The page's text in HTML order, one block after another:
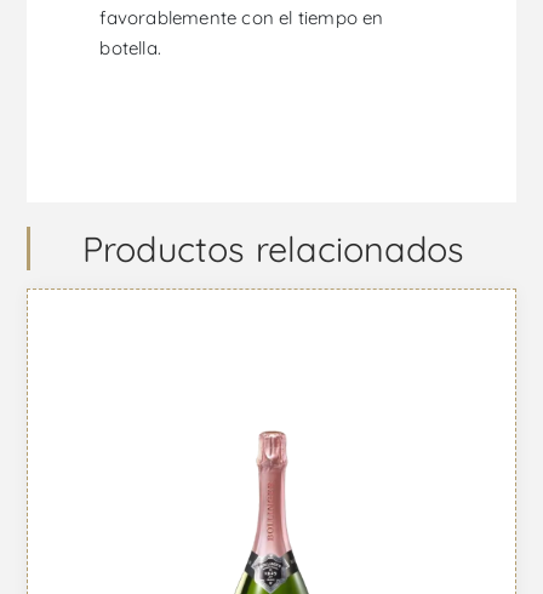
favorablemente con el tiempo en
botella.
Productos relacionados